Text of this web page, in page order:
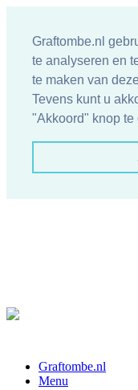
Graftombe.nl
te analyseren en
te maken van
Tevens kunt u
"Akkoord" knop te
Graftombe.nl
Menu